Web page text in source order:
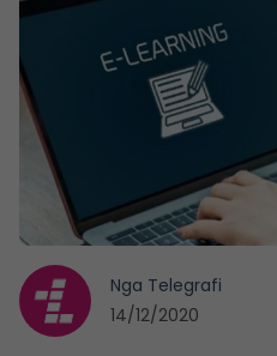
Nga Telegrafi
14/12/2020